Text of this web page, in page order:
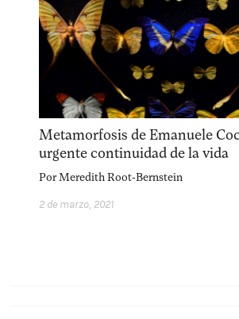
Metamorfosis de Emanuele
urgente continuidad de la vida
PorMeredith Root-Bernstein
2 de marzo, 2021